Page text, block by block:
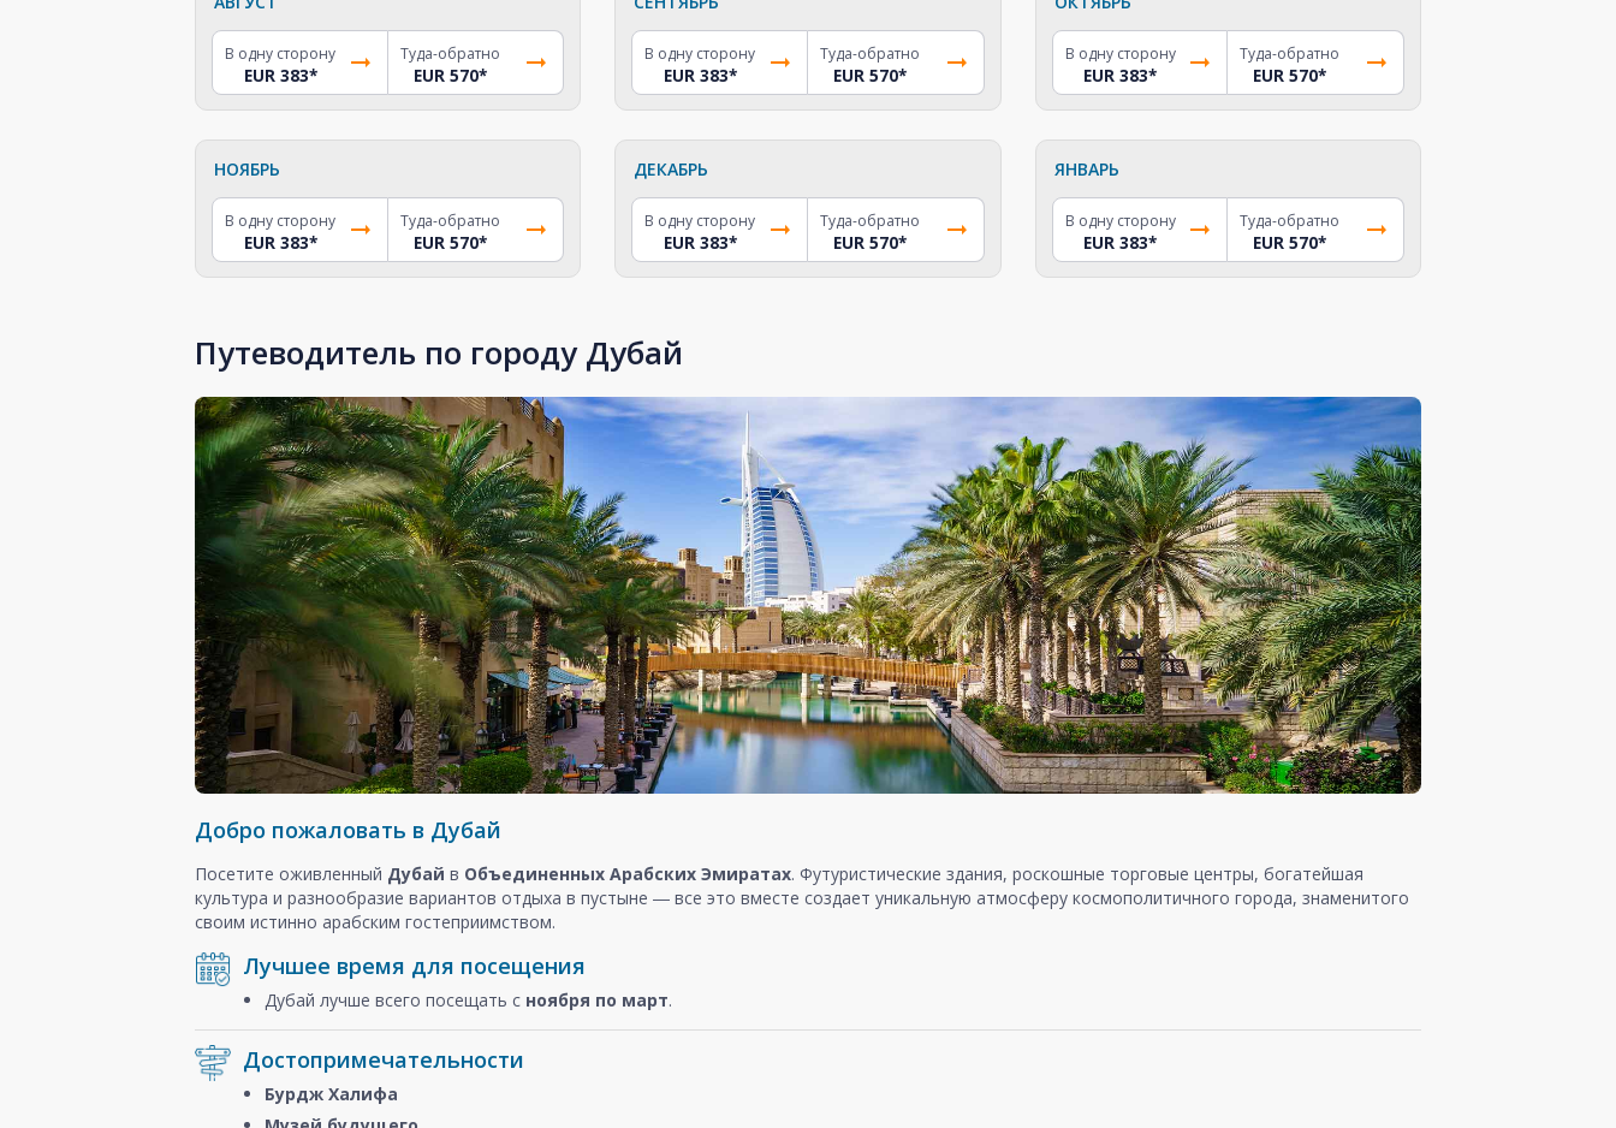
В одну сторону
EUR 383*
Туда-обратно
EUR 570*
В одну сторону
EUR 383*
Туда-обратно
EUR 570*
В одну сторону
EUR 383*
Туда-обратно
EUR 570*
НОЯБРЬ
В одну сторону
EUR 383*
Туда-обратно
EUR 570*
ДЕКАБРЬ
В одну сторону
EUR 383*
Туда-обратно
EUR 570*
ЯНВАРЬ
В одну сторону
EUR 383*
Туда-обратно
EUR 570*
Путеводитель по городу Дубай
Добро пожаловать в Дубай
Посетите оживленный Дубай в Объединенных Арабских Эмиратах. Футуристические здания, роскошные торговые центры, богатейшая
культура и разнообразие вариантов отдыха в пустыне ― все это вместе создает уникальную атмосферу космополитичного города, знаменитого
своим истинно арабским гостеприимством.
Лучшее время для посещения
Дубай лучше всего посещать с ноября по март.
Достопримечательности
Бурдж Халифа